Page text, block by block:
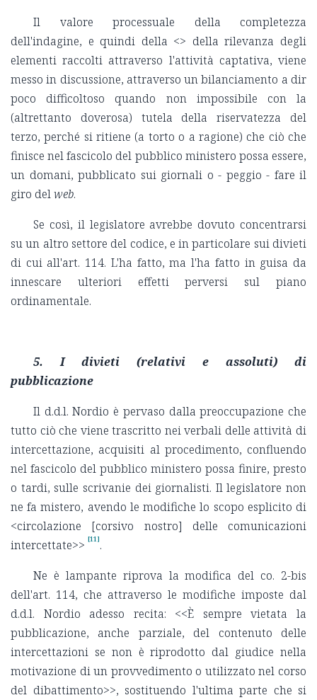
Il valore processuale della completezza
dell'indagine, e quindi della <> della rilevanza degli
elementi raccolti attraverso l'attività captativa, viene
messo in discussione, attraverso un bilanciamento a dir
poco difficoltoso quando non impossibile con la
(altrettanto doverosa) tutela della riservatezza del
terzo, perché si ritiene (a torto o a ragione) che ciò che
finisce nel fascicolo del pubblico ministero possa essere,
un domani, pubblicato sui giornali o - peggio - fare il
giro delweb.
Se così, il legislatore avrebbe dovuto concentrarsi
su un altro settore del codice, e in particolare sui divieti
di cui all'art. 114. L'ha fatto, ma l'ha fatto in guisa da
innescare ulteriori effetti perversi sul piano
ordinamentale.
5. I divieti (relativi e assoluti) di
pubblicazione
Il d.d.l. Nordio è pervaso dalla preoccupazione che
tutto ciò che viene trascritto nei verbali delle attività di
intercettazione, acquisiti al procedimento, confluendo
nel fascicolo del pubblico ministero possa finire, presto
o tardi, sulle scrivanie dei giornalisti. Il legislatore non
ne fa mistero, avendo le modifiche lo scopo esplicito di
<circolazione [corsivo nostro] delle comunicazioni
intercettate>> [11].
Ne è lampante riprova la modifica del co. 2-bis
dell'art. 114, che attraverso le modifiche imposte dal
d.d.l. Nordio adesso recita: <<È sempre vietata la
pubblicazione, anche parziale, del contenuto delle
intercettazioni se non è riprodotto dal giudice nella
motivazione di un provvedimento o utilizzato nel corso
del dibattimento>>, sostituendo l'ultima parte che si